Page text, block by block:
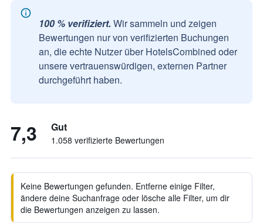
100 % verifiziert. Wir sammeln und zeigen
Bewertungen nur von verifizierten Buchungen
an, die echte Nutzer über HotelsCombined oder
unsere vertrauenswürdigen, externen Partner
durchgeführt haben.
7,3 Gut
1.058 verifizierte Bewertungen
Keine Bewertungen gefunden. Entferne einige Filter,
ändere deine Suchanfrage oder lösche alle Filter, um dir
die Bewertungen anzeigen zu lassen.